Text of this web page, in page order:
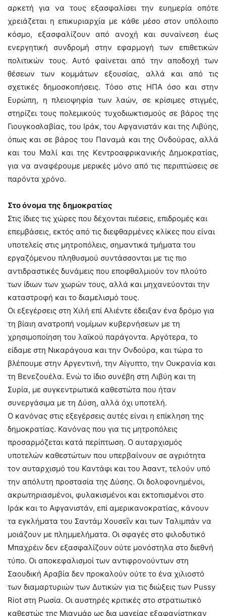
αρκετή για να τους εξασφαλίσει την ευημερία οπότε
χρειάζεται η επικυριαρχία με κάθε μέσο στον υπόλοιπο
κόσμο, εξασφαλίζουν από ανοχή και συναίνεση έως
ενεργητική συνδρομή στην εφαρμογή των επιθετικών
πολιτικών τους. Αυτό φαίνεται από την αποδοχή των
θέσεων των κομμάτων εξουσίας, αλλά και από τις
σχετικές δημοσκοπήσεις. Τόσο στις ΗΠΑ όσο και στην
Ευρώπη, η πλειοψηφία των λαών, σε κρίσιμες στιγμές,
στηρίζει τους πολεμικούς τυχοδιωκτισμούς σε βάρος της
Γιουγκοσλαβίας, του Ιράκ, του Αφγανιστάν και της Λιβύης,
όπως και σε βάρος του Παναμά και της Ονδούρας, αλλά
και του Μαλί και της Κεντροαφρικανικής Δημοκρατίας,
για να αναφέρουμε μερικές μόνο από τις περιπτώσεις σε
παρόντα χρόνο.
Στο όνομα της δημοκρατίας
Στις ίδιες τις χώρες που δέχονται πιέσεις, επιδρομές και
επεμβάσεις, εκτός από τις διεφθαρμένες κλίκες που είναι
υποτελείς στις μητροπόλεις, σημαντικά τμήματα του
εργαζόμενου πληθυσμού συντάσσονται με τις πιο
αντιδραστικές δυνάμεις που εποφθαλμιούν τον πλούτο
των ίδιων των χωρών τους, αλλά και μηχανεύονται την
καταστροφή και το διαμελισμό τους.
Οι εξεγέρσεις στη Χιλή επί Αλιέντε έδειξαν ένα δρόμο για
τη βίαιη ανατροπή νομίμων κυβερνήσεων με τη
χρησιμοποίηση του λαϊκού παράγοντα. Αργότερα, το
είδαμε στη Νικαράγουα και την Ονδούρα, και τώρα το
βλέπουμε στην Αργεντινή, την Αίγυπτο, την Ουκρανία και
τη Βενεζουέλα. Ενώ το ίδιο συνέβη στη Λιβύη και τη
Συρία, με συγκεντρωτικά καθεστώτα που ήταν
συνεργάσιμα με τη Δύση, αλλά όχι υποτελή.
Ο κανόνας στις εξεγέρσεις αυτές είναι η επίκληση της
δημοκρατίας. Κανόνας που για τις μητροπόλεις
προσαρμόζεται κατά περίπτωση. Ο αυταρχισμός
υποτελών καθεστώτων που υπερβαίνουν σε αγριότητα
τον αυταρχισμό του Καντάφι και του Άσαντ, τελούν υπό
την απόλυτη προστασία της Δύσης. Οι δολοφονημένοι,
ακρωτηριασμένοι, φυλακισμένοι και εκτοπισμένοι στο
Ιράκ και το Αφγανιστάν, επί αμερικανοκρατίας, κάνουν
τα εγκλήματα του Σαντάμ Χουσεΐν και των Ταλιμπάν να
μοιάζουν με πλημμελήματα. Οι σφαγές στο φιλοδυτικό
Μπαχρέιν δεν εξασφαλίζουν ούτε μονόστηλα στο διεθνή
τύπο. Οι αποκεφαλισμοί των αντιφρονούντων στη
Σαουδική Αραβία δεν προκαλούν ούτε το ένα χιλιοστό
των διαμαρτυριών των Δυτικών για τις διώξεις των Pussy
Riot στη Ρωσία. Οι αυστηρές κριτικές στο στρατιωτικό
καθεστώς της Μιανμάρ ως δια μαγείας εξαφανίστηκαν